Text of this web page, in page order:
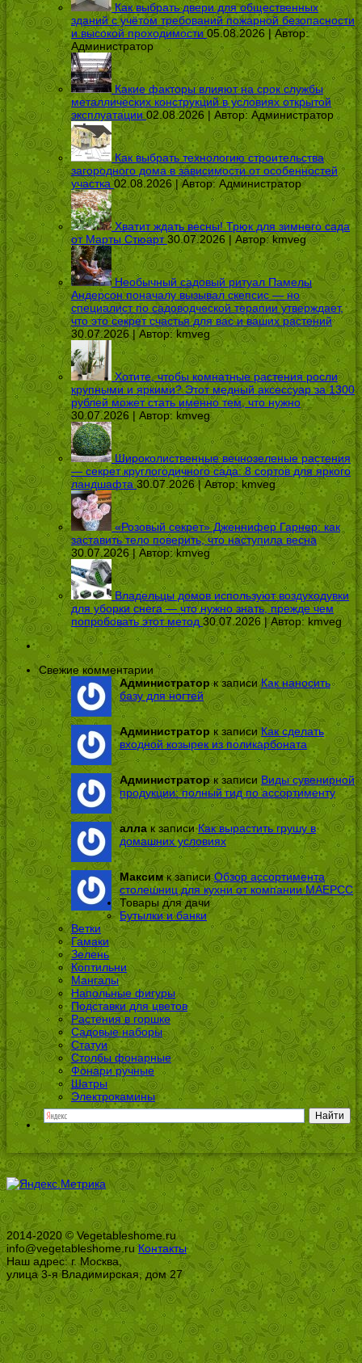
Как выбрать двери для общественных
зданий с учётом требований пожарной безопасности
и высокой проходимости 05.08.2026 | Автор:
Администратор
Какие факторы влияют на срок службы
металлических конструкций в условиях открытой
эксплуатации 02.08.2026 | Автор: Администратор
Как выбрать технологию строительства
загородного дома в зависимости от особенностей
участка 02.08.2026 | Автор: Администратор
Хватит ждать весны! Трюк для зимнего сада
от Марты Стюарт 30.07.2026 | Автор:kmveg
Необычный садовый ритуал Памелы
Андерсон поначалу вызывал скепсис — но
специалист по садоводческой терапии утверждает,
что это секрет счастья для вас и ваших растений
30.07.2026 | Автор:kmveg
Хотите, чтобы комнатные растения росли
крупными и яркими? Этот медный аксессуар за 1300
рублей может стать именно тем, что нужно
30.07.2026 | Автор: kmveg
Широколиственные вечнозеленые растения
— секрет круглогодичного сада: 8 сортов для яркого
ландшафта 30.07.2026 | Автор: kmveg
«Розовый секрет» Дженнифер Гарнер: как
заставить тело поверить, что наступила весна
30.07.2026 | Автор:kmveg
Владельцы домов используют воздуходувки
для уборки снега — что нужно знать, прежде чем
попробовать этот метод 30.07.2026 | Автор: kmveg
Свежие комментарии
Администраторк записиКак наносить
базу для ногтей
Администратор к записиКак сделать
входной козырек из поликарбоната
Администраторк записи Виды сувенирной
продукции: полный гид по ассортименту
алла к записиКак вырастить грушу в
домашних условиях
Максимк записиОбзор ассортимента
столешниц для кухни от компании МАЕРСС
Товары для дачи
Бутылки и банки
Ветки
Гамаки
Зелень
Коптильни
Мангалы
Напольные фигуры
Подставки для цветов
Растения в горшке
Садовые наборы
Статуи
Столбы фонарные
Фонари ручные
Шатры
Электрокамины
2014-2020 © Vegetableshome.ru
info@vegetableshome.ruКонтакты
Наш адрес: г. Москва,
улица 3-я Владимирская, дом 27